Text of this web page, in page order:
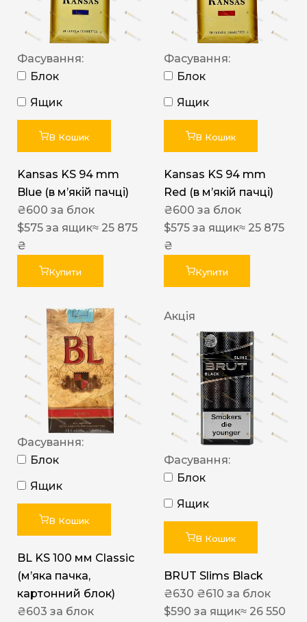
Фасування:
Блок
Ящик
В Кошик
Kansas KS 94 mm
Blue (в мʼякій пачці)
₴600 за блок
$575 за ящик≈ 25 875
₴
Купити
Фасування:
Блок
Ящик
В Кошик
Kansas KS 94 mm
Red (в мʼякій пачці)
₴600 за блок
$575 за ящик≈ 25 875
₴
Купити
Фасування:
Блок
Ящик
В Кошик
BL KS 100 мм Classic
(м’яка пачка,
картонний блок)
₴603 за блок
Акція
Фасування:
Блок
Ящик
В Кошик
BRUT Slims Black
₴630 ₴610 за блок
$590 за ящик≈ 26 550